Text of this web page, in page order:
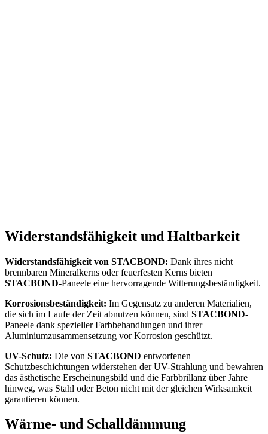
Widerstandsfähigkeit und Haltbarkeit
Widerstandsfähigkeit von STACBOND: Dank ihres nicht
brennbaren Mineralkerns oder feuerfesten Kerns bieten
STACBOND-Paneele eine hervorragende Witterungsbeständigkeit.
Korrosionsbeständigkeit: Im Gegensatz zu anderen Materialien,
die sich im Laufe der Zeit abnutzen können, sind STACBOND-
Paneele dank spezieller Farbbehandlungen und ihrer
Aluminiumzusammensetzung vor Korrosion geschützt.
UV-Schutz: Die von STACBOND entworfenen
Schutzbeschichtungen widerstehen der UV-Strahlung und bewahren
das ästhetische Erscheinungsbild und die Farbbrillanz über Jahre
hinweg, was Stahl oder Beton nicht mit der gleichen Wirksamkeit
garantieren können.
Wärme- und Schalldämmung